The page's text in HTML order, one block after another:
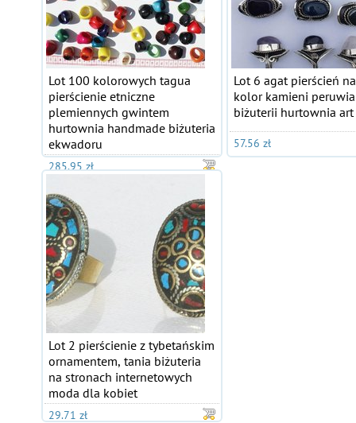
Lot 100 kolorowych tagua
pierścienie etniczne
plemiennych gwintem
hurtownia handmade biżuteria
ekwadoru
285.95 zł
Lot 6 agat pierścień
kolor kamieni
biżuterii hurtownia art
57.56 zł
Lot 2 pierścienie z tybetańskim
ornamentem, tania biżuteria
na stronach internetowych
moda dla kobiet
29.71 zł